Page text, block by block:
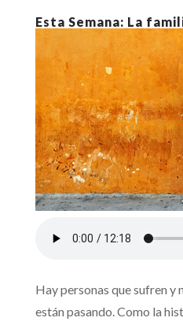
La
Hay personas que sufren y
están pasando. Como la